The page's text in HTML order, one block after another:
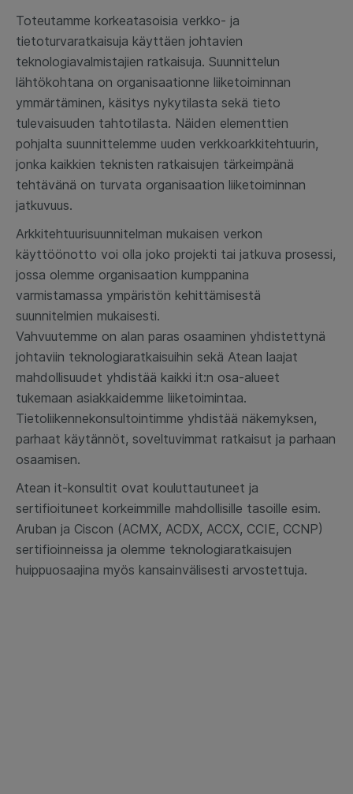
Toteutamme korkeatasoisia verkko- ja
tietoturvaratkaisuja käyttäen johtavien
teknologiavalmistajien ratkaisuja. Suunnittelun
lähtökohtana on organisaationne liiketoiminnan
ymmärtäminen, käsitys nykytilasta sekä tieto
tulevaisuuden tahtotilasta. Näiden elementtien
pohjalta suunnittelemme uuden verkkoarkkitehtuurin,
jonka kaikkien teknisten ratkaisujen tärkeimpänä
tehtävänä on turvata organisaation liiketoiminnan
jatkuvuus.
Arkkitehtuurisuunnitelman mukaisen verkon
käyttöönotto voi olla joko projekti tai jatkuva prosessi,
jossa olemme organisaation kumppanina
varmistamassa ympäristön kehittämisestä
suunnitelmien mukaisesti.
Vahvuutemme on alan paras osaaminen yhdistettynä
johtaviin teknologiaratkaisuihin sekä Atean laajat
mahdollisuudet yhdistää kaikki it:n osa-alueet
tukemaan asiakkaidemme liiketoimintaa.
Tietoliikennekonsultointimme yhdistää näkemyksen,
parhaat käytännöt, soveltuvimmat ratkaisut ja parhaan
osaamisen.
Atean it-konsultit ovat kouluttautuneet ja
sertifioituneet korkeimmille mahdollisille tasoille esim.
Aruban ja Ciscon (ACMX, ACDX, ACCX, CCIE, CCNP)
sertifioinneissa ja olemme teknologiaratkaisujen
huippuosaajina myös kansainvälisesti arvostettuja.